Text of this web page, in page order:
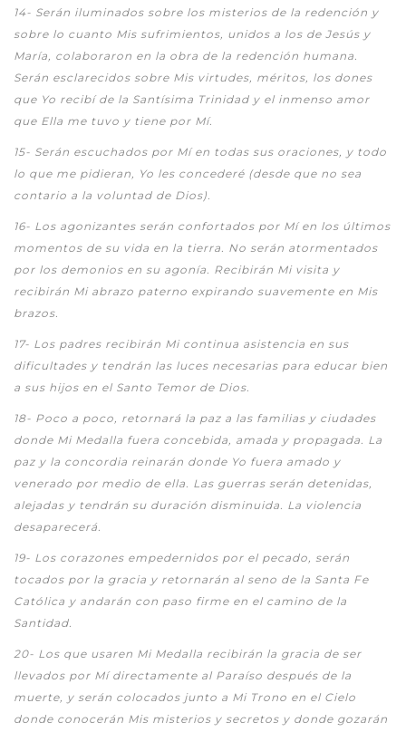
14- Serán iluminados sobre los misterios de la redención y
sobre lo cuanto Mis sufrimientos, unidos a los de Jesús y
María, colaboraron en la obra de la redención humana.
Serán esclarecidos sobre Mis virtudes, méritos, los dones
que Yo recibí de la Santísima Trinidad y el inmenso amor
que Ella me tuvo y tiene por Mí.
15- Serán escuchados por Mí en todas sus oraciones, y todo
lo que me pidieran, Yo les concederé (desde que no sea
contario a la voluntad de Dios).
16- Los agonizantes serán confortados por Mí en los últimos
momentos de su vida en la tierra. No serán atormentados
por los demonios en su agonía. Recibirán Mi visita y
recibirán Mi abrazo paterno expirando suavemente en Mis
brazos.
17- Los padres recibirán Mi continua asistencia en sus
dificultades y tendrán las luces necesarias para educar bien
a sus hijos en el Santo Temor de Dios.
18- Poco a poco, retornará la paz a las familias y ciudades
donde Mi Medalla fuera concebida, amada y propagada. La
paz y la concordia reinarán donde Yo fuera amado y
venerado por medio de ella. Las guerras serán detenidas,
alejadas y tendrán su duración disminuida. La violencia
desaparecerá.
19- Los corazones empedernidos por el pecado, serán
tocados por la gracia y retornarán al seno de la Santa Fe
Católica y andarán con paso firme en el camino de la
Santidad.
20- Los que usaren Mi Medalla recibirán la gracia de ser
llevados por Mí directamente al Paraíso después de la
muerte, y serán colocados junto a Mi Trono en el Cielo
donde conocerán Mis misterios y secretos y donde gozarán